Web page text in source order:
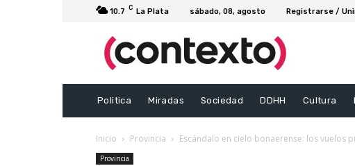
10.7 C La Plata sábado, 08, agosto Registrarse /
Politica Miradas Sociedad DDHH Cultura
Inicio Provincia Escándalo en cielo bonaerense: los vuelos
Provincia